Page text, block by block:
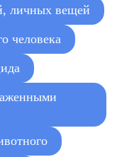
личных вещей
человека